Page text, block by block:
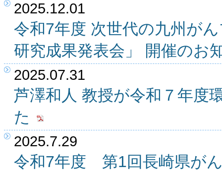
2025.12.01
令和7年度 次世代の九州が
研究成果発表会」 開催のお
2025.07.31
芦澤和人 教授が令和７年度
た
2025.7.29
令和7年度 第1回長崎県が